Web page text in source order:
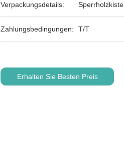
Verpackungsdetails: Sperrholzkiste
Zahlungsbedingungen: T/T
Erhalten Sie Besten Preis